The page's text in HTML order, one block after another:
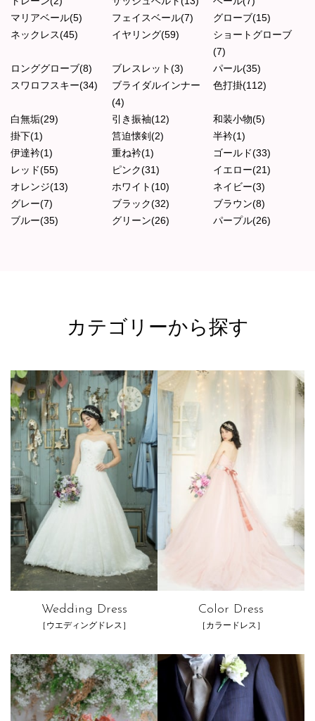
マリアベール(5)
フェイスベール(7)
グローブ(15)
ネックレス(45)
イヤリング(59)
ショートグローブ
(7)
ロンググローブ(8)
ブレスレット(3)
パール(35)
スワロフスキー(34)
ブライダルインナー
(4)
色打掛(112)
白無垢(29) 引き振袖(12)
和装小物(5)
掛下(1)
筥迫懐剣(2)
半衿(1)
伊達衿(1)
重ね衿(1)
ゴールド(33)
レッド(55)
ピンク(31)
イエロー(21)
オレンジ(13)
ホワイト(10)
ネイビー(3)
グレー(7)
ブラック(32)
ブラウン(8)
ブルー(35)
グリーン(26) パープル(26)
カテゴリーから探す
Wedding Dress
［ウエディングドレス］
Color Dress
［カラードレス］